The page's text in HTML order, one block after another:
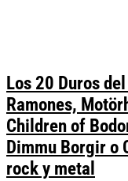
Los 20 Duros
Ramones,
Children of
Dimmu Borgir o
rock y metal